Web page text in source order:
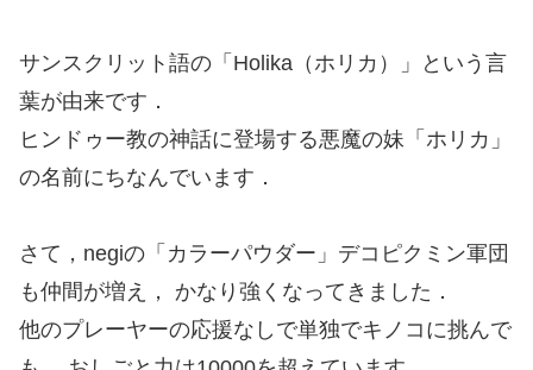
サンスクリット語の「Holika（ホリカ）」という言
葉が由来です．
ヒンドゥー教の神話に登場する悪魔の妹「ホリカ」
の名前にちなんでいます．
さて，negiの「カラーパウダー」デコピクミン軍団
も仲間が増え， かなり強くなってきました．
他のプレーヤーの応援なしで単独でキノコに挑んで